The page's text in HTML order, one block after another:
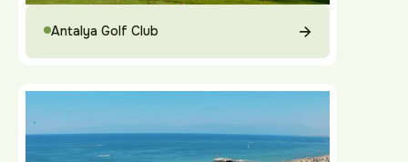
Antalya Golf Club